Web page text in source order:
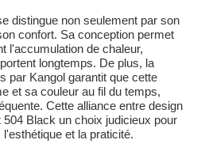
distingue non seulement par son
confort. Sa conception permet
l'accumulation de chaleur,
longtemps. De plus, la
par Kangol garantit que cette
et sa couleur au fil du temps,
Cette alliance entre design
Black un choix judicieux pour
et la praticité.